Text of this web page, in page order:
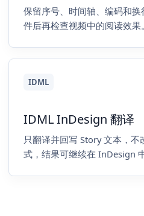
保留序号、时间轴、编码和
件后再检查视频中的阅读效果。
IDML
IDML InDesign 翻译
只翻译并回写 Story 文本，
式，结果可继续在 InDesign